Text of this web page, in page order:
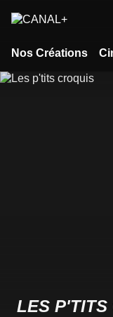
Nos Créations
LES P'TITS